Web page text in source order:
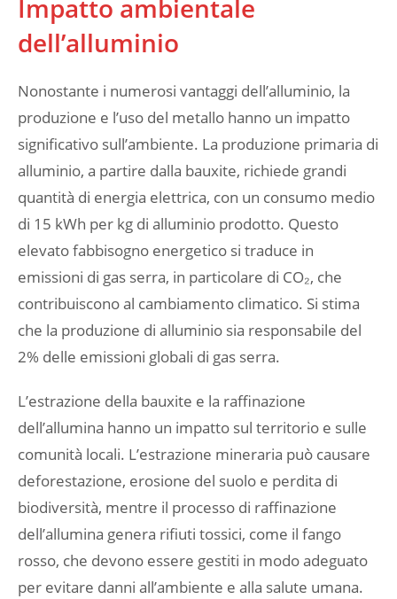
Impatto ambientale
dell’alluminio
Nonostante i numerosi vantaggi dell’alluminio, la
produzione e l’uso del metallo hanno un impatto
significativo sull’ambiente. La produzione primaria di
alluminio, a partire dalla bauxite, richiede grandi
quantità di energia elettrica, con un consumo medio
di 15 kWh per kg di alluminio prodotto. Questo
elevato fabbisogno energetico si traduce in
emissioni di gas serra, in particolare di CO₂, che
contribuiscono al cambiamento climatico. Si stima
che la produzione di alluminio sia responsabile del
2% delle emissioni globali di gas serra.
L’estrazione della bauxite e la raffinazione
dell’allumina hanno un impatto sul territorio e sulle
comunità locali. L’estrazione mineraria può causare
deforestazione, erosione del suolo e perdita di
biodiversità, mentre il processo di raffinazione
dell’allumina genera rifiuti tossici, come il fango
rosso, che devono essere gestiti in modo adeguato
per evitare danni all’ambiente e alla salute umana.